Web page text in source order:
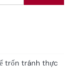
trốn tránh thực